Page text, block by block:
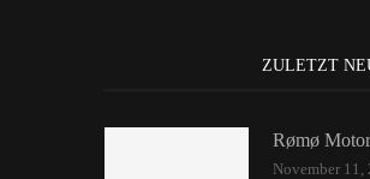
ZULETZT
Rømø
November 11,